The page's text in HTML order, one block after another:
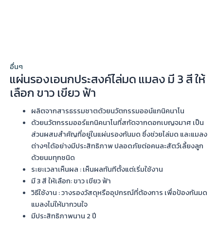
อื่นๆ
แผ่นรองเอนกประสงค์ไล่มด แมลง มี ​3​ สี ให้
เลือก ขาว เขียว ฟ้า
ผลิตจากสารธรรมชาตด้วยนวัตกรรมออน์แกนิคนาโน
ด้วยนวัตกรรมออร์แกนิคนาโนที่สกัดจากดอกเบญจมาศ เป็น
ส่วนผสมสำคัญที่อยู่ในแผ่นรองกันมด ซึ่งช่วยไล่มด และแมลง
ต่างๆได้อย่างมีประสิทธิภาพ ปลอดภัยต่อคนละสัตว์เลี้ยงลูก
ด้วยนมทุกชนิด
ระยะเวลาเห็นผล : เห็นผลทันทีตั้งแต่เริ่มใช้งาน
มี ​3​ สี ให้เลือก: ขาว เขียว ฟ้า
วิธีใช้งาน : วางรองวัสดุหรืออุปกรณ์ที่ต้องการ เพื่อป้องกันมด
แมลงไม่ให้มากวนใจ
มีประสิทธิภาพนาน 2 ปี